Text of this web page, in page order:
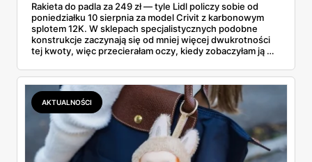
Rakieta do padla za 249 zł — tyle Lidl policzy sobie od
poniedziałku 10 sierpnia za model Crivit z karbonowym
splotem 12K. W sklepach specjalistycznych podobne
konstrukcje zaczynają się od mniej więcej dwukrotności
tej kwoty, więc przecierałam oczy, kiedy zobaczyłam ją w
najszybciej rosnący sport w Polsce: kortów przybywa
lawinowo, a chętnych jeszcze szybciej. Sprawdziłam, co
dokładnie dostajemy za te pieniądze i komu taka rakieta
faktycznie wystarczy.
AKTUALNOŚCI